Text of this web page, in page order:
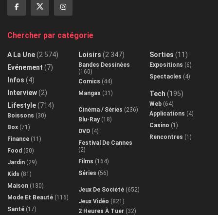
Chercher par catégorie
A La Une(2 574)
Evénement (7)
Infos (4)
Interview(2)
Lifestyle(714)
Boissons (30)
Box (71)
Finance (11)
Food (50)
Jardin (29)
Kids (81)
Maison (130)
Mode Et Beauté (116)
Santé (17)
Loisirs (2 347)
Bandes Dessinées
(160)
Comics (44)
Mangas (31)
Cinéma / Séries (236)
Blu-Ray(18)
DVD (4)
Festival De Cannes
(2)
Films (164)
Séries (56)
Jeux De Société (652)
Jeux Vidéo (821)
2 Heures À Tuer (32)
Sorties (11)
Expositions (6)
Spectacles (4)
Tech (195)
Web (64)
Applications (4)
Casino (1)
Rencontres (1)